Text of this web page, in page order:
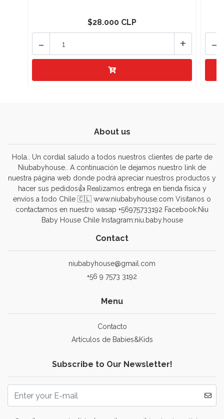
$28.000 CLP
+
- -
About us
Hola.. Un cordial saludo a todos nuestros clientes de parte de
Niubabyhouse.. A continuación le dejamos nuestro link de
nuestra página web donde podrá apreciar nuestros productos y
hacer sus pedidos👍 Realizamos entrega en tienda física y
envíos a todo Chile 🇨🇱 www.niubabyhouse.com Visitanos o
contactamos en nuestro wasap +56975733192 Facebook:Niu
Baby House Chile Instagram:niu.baby.house
Contact
niubabyhouse@gmail.com
+56 9 7573 3192
Menu
Contacto
Artículos de Babies&Kids
Subscribe to Our Newsletter!